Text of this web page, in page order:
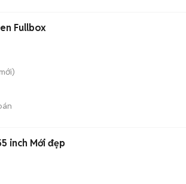
Fullbox
mới)
inch Mới đẹp